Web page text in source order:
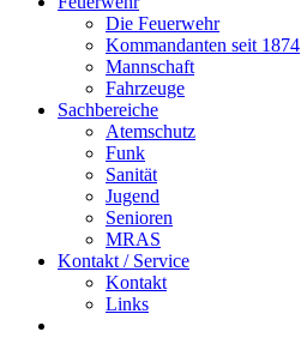
Die Feuerwehr
Kommandanten seit 1874
Mannschaft
Fahrzeuge
Sachbereiche
Atemschutz
Funk
Sanität
Jugend
Senioren
MRAS
Kontakt / Service
Kontakt
Links